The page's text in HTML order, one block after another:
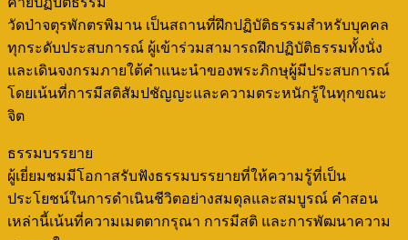
วัดป่าจตุรพักตรพิมาน เป็นสถานที่ฝึกปฏิบัติธรรมสำหรับบุคคล
ทุกระดับประสบการณ์ ผู้เข้าร่วมสามารถฝึกปฏิบัติธรรมทั้งนั่ง
และเดินจงกรมภายใต้คำแนะนำของพระภิกษุผู้มีประสบการณ์
โดยเน้นที่การมีสติสัมปชัญญะและความตระหนักรู้ในทุกขณะ
จิต
ธรรมบรรยาย
ผู้เยี่ยมชมมีโอกาสรับฟังธรรมบรรยายที่ให้ความรู้ที่เป็น
ประโยชน์ในการดำเนินชีวิตอย่างสมดุลและสมบูรณ์ คำสอน
เหล่านี้เน้นที่ความเมตตากรุณา การมีสติ และการพัฒนาความ